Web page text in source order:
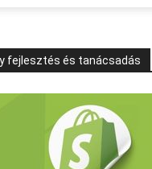
fejlesztés és tanácsadás